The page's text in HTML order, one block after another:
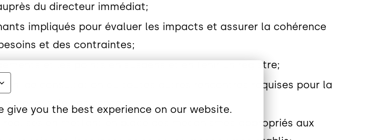
give you the best experience on our website.
du directeur immédiat;
impliqués pour évaluer les impacts et assurer la cohérence
et des contraintes;
et les points en suspens et en tenir un registre;
de consultation ou toutes autres rencontres requises pour la
rendus, le cas échéant;
en mettant en place des mécanismes appropriés aux